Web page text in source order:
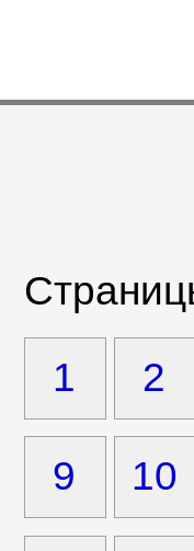
1 2
9 10